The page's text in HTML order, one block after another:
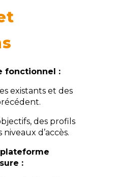
fonctionnel :
existants et des
des profils
d’accès.
: